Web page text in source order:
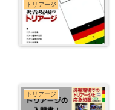
トリアージ
トリアージ